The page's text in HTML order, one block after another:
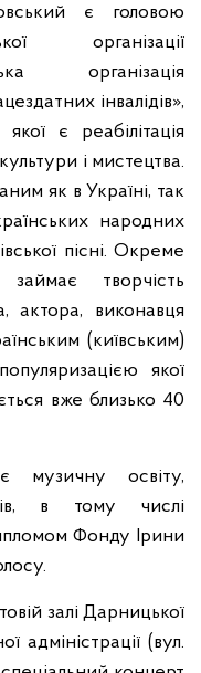
є головою
організації
організація
інвалідів»,
є реабілітація
і мистецтва.
як в Україні, так
народних
пісні. Окреме
творчість
актора, виконавця
(київським)
якої
вже близько 40
музичну освіту,
в тому числі
Фонду Ірини
залі Дарницької
адміністрації (вул.